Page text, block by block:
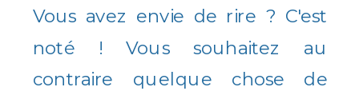
Vous avez envie de rire ? C'est
noté ! Vous souhaitez au
contraire quelque chose de